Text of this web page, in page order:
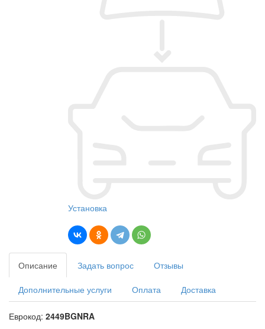
Установка
Описание Задать вопрос Отзывы
Дополнительные услуги Оплата Доставка
Еврокод: 2449BGNRA